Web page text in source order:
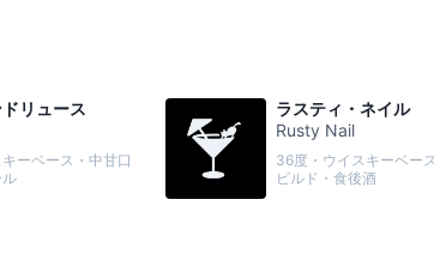
リュース
ーベース・中甘口
ラスティ・ネイル
Rusty Nail
36度・ウイスキーベー
ビルド・食後酒